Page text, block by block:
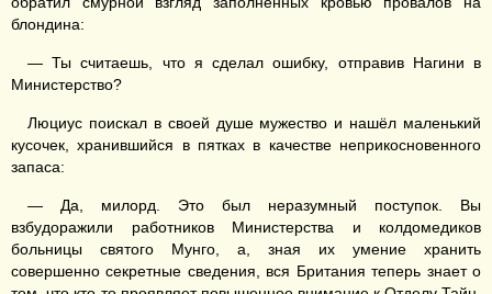
блондина:
— Ты считаешь, что я сделал ошибку, отправив Нагини в
Министерство?
Люциус поискал в своей душе мужество и нашёл маленький
кусочек, хранившийся в пятках в качестве неприкосновенного
запаса:
— Да, милорд. Это был неразумный поступок. Вы
взбудоражили работников Министерства и колдомедиков
больницы святого Мунго, а, зная их умение хранить
совершенно секретные сведения, вся Британия теперь знает о